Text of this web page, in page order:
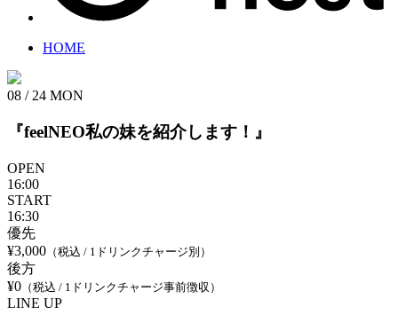
HOME
08 / 24 MON
『feelNEO私の妹を紹介します！』
OPEN
16:00
START
16:30
優先
¥3,000 （税込 / 1ドリンクチャージ別）
後方
¥0 （税込 / 1ドリンクチャージ事前徴収）
LINE UP